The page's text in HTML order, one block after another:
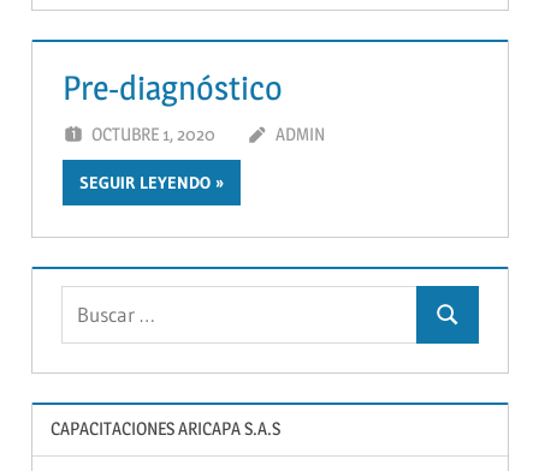
Pre-diagnóstico
OCTUBRE 1, 2020 ADMIN
SEGUIR LEYENDO
Buscar
CAPACITACIONES ARICAPA S.A.S